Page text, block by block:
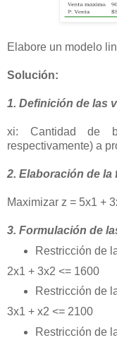
Elabore un modelo
Solución:
1. Definición de las
xi: Cantidad de
respectivamente) a
2. Elaboración de
Maximizar z = 5x1 +
3. Formulación de
Restricción de
2x1 + 3x2 <= 1600
Restricción de
3x1 + x2 <= 2100
Restricción de